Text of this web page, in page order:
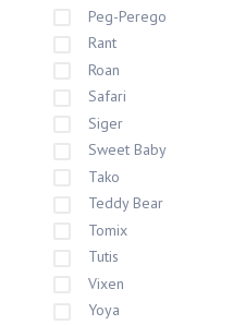
Peg-Perego
Rant
Roan
Safari
Siger
Sweet Baby
Tako
Teddy Bear
Tomix
Tutis
Vixen
Yoya